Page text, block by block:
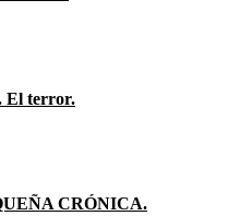
El terror.
CRÓNICA.